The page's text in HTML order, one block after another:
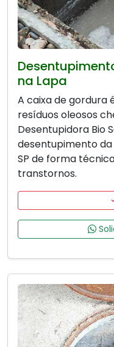
na Lapa
A caixa de gordura
resíduos oleosos
Desentupidora Bio
desentupimento
SP de forma
transtornos.